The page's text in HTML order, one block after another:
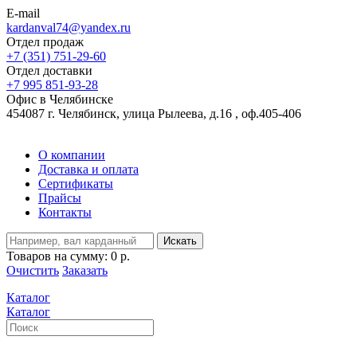
E-mail
kardanval74@yandex.ru
Отдел продаж
+7 (351) 751-29-60
Отдел доставки
+7 995 851-93-28
Офис в Челябинске
454087 г. Челябинск, улица Рылеева, д.16 , оф.405-406
О компании
Доставка и оплата
Сертификаты
Прайсы
Контакты
Искать
Товаров на сумму: 0 р.
Очистить Заказать
Каталог
Каталог